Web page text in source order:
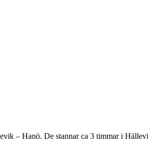
– Hanö. De stannar ca 3 timmar i